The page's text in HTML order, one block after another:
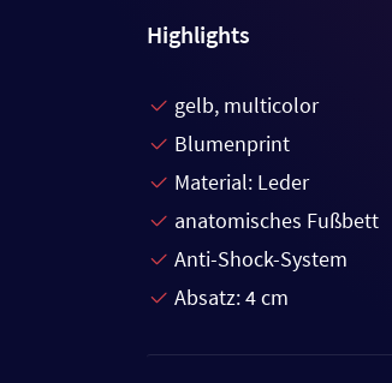
Highlights
gelb, multicolor
Blumenprint
Material: Leder
anatomisches Fußbett
Anti-Shock-System
Absatz: 4 cm